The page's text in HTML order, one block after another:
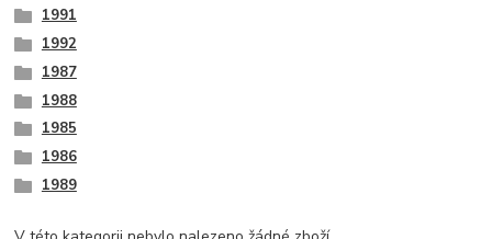
1991
1992
1987
1988
1985
1986
1989